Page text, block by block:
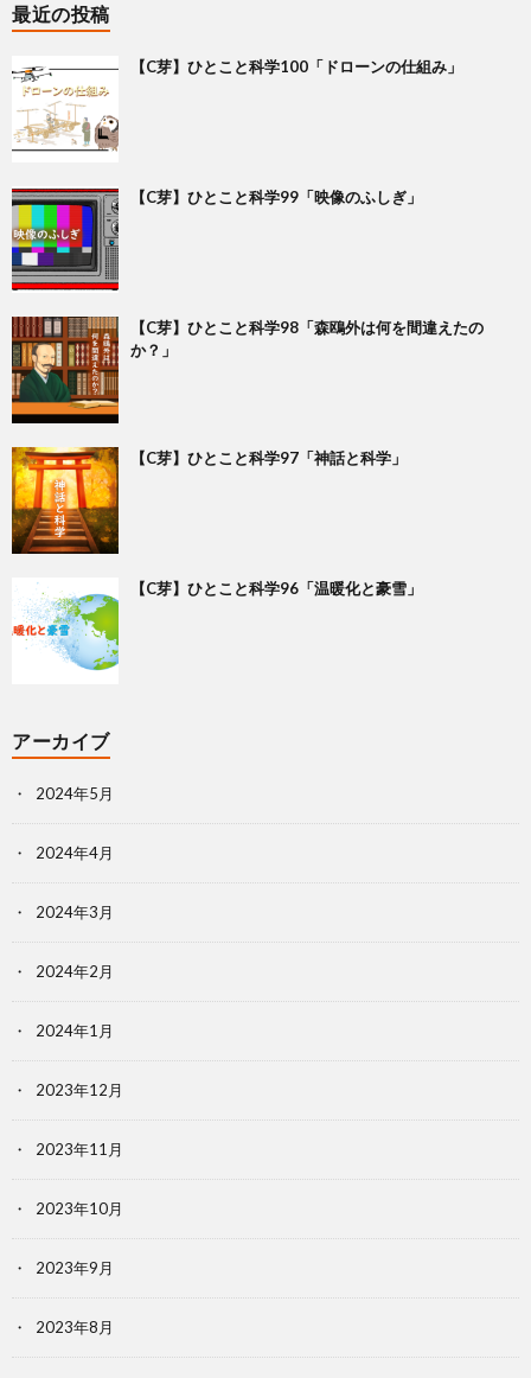
最近の投稿
【C芽】ひとこと科学100「ドローンの仕組み」
【C芽】ひとこと科学99「映像のふしぎ」
【C芽】ひとこと科学98「森鴎外は何を間違えたの
か？」
【C芽】ひとこと科学97「神話と科学」
【C芽】ひとこと科学96「温暖化と豪雪」
アーカイブ
2024年5月
2024年4月
2024年3月
2024年2月
2024年1月
2023年12月
2023年11月
2023年10月
2023年9月
2023年8月